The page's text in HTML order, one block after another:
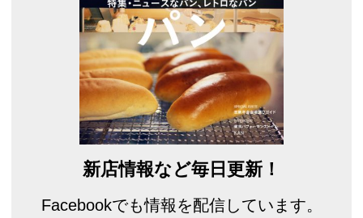
新店情報など毎日更新！
Facebookでも情報を配信しています。